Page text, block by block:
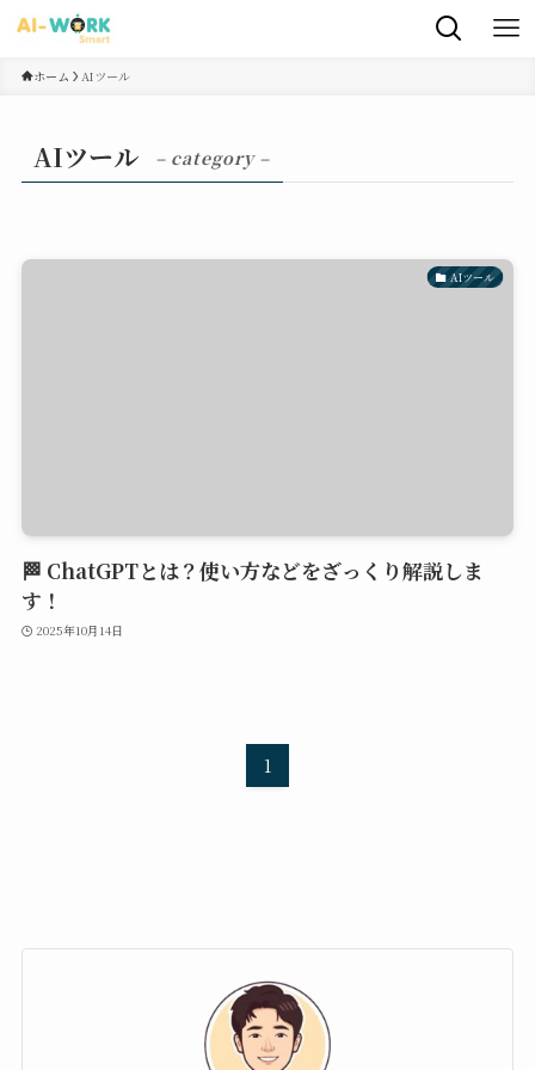
ホーム AIツール
AIツール – category –
AIツール
🏁 ChatGPTとは？使い方などをざっくり解説しま
す！
2025年10月14日
1